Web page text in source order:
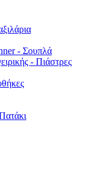
- Σουπλά
- Πιάστρες